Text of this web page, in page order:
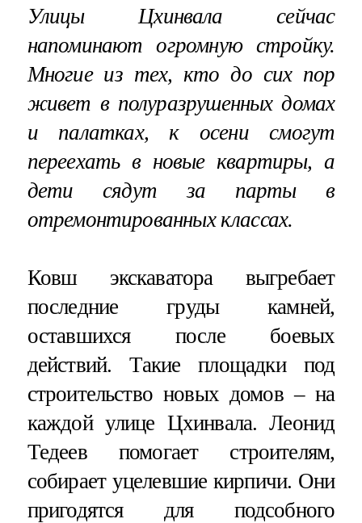
Улицы Цхинвала сейчас
напоминают огромную стройку.
Многие из тех, кто до сих пор
живет в полуразрушенных домах
и палатках, к осени смогут
переехать в новые квартиры, а
дети сядут за парты в
отремонтированных классах.
Ковш экскаватора выгребает
последние груды камней,
оставшихся после боевых
действий. Такие площадки под
строительство новых домов – на
каждой улице Цхинвала. Леонид
Тедеев помогает строителям,
собирает уцелевшие кирпичи. Они
пригодятся для подсобного